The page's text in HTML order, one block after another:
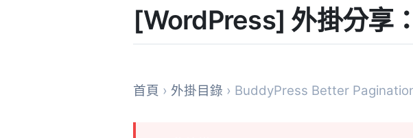
[WordPress] 外掛分享
首頁 › 外掛目錄 › BuddyPress Better